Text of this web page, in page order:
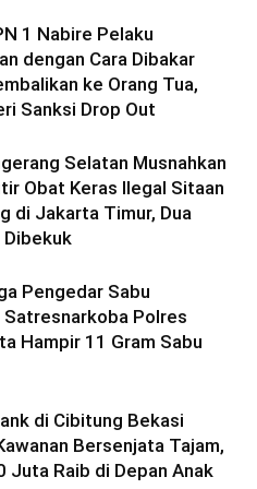
1 Nabire Pelaku
dengan Cara Dibakar
ke Orang Tua,
Sanksi Drop Out
Selatan Musnahkan
Obat Keras Ilegal Sitaan
di Jakarta Timur, Dua
Pengedar Sabu
Satresnarkoba Polres
Hampir 11 Gram Sabu
di Cibitung Bekasi
Bersenjata Tajam,
Juta Raib di Depan Anak